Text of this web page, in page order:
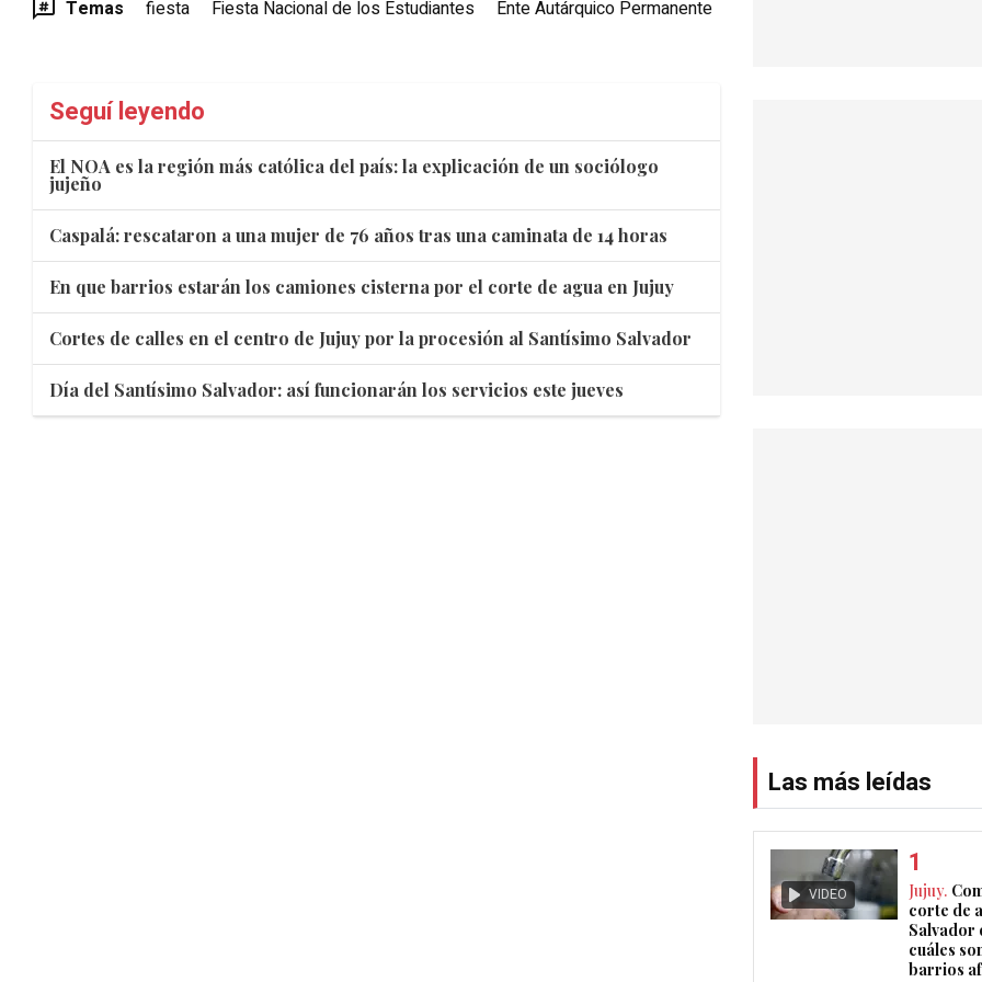
Temas fiesta Fiesta Nacional de los Estudiantes Ente Autárquico Permanente
Seguí leyendo
El NOA es la región más católica del país: la explicación de un sociólogo
jujeño
Caspalá: rescataron a una mujer de 76 años tras una caminata de 14 horas
En que barrios estarán los camiones cisterna por el corte de agua en Jujuy
Cortes de calles en el centro de Jujuy por la procesión al Santísimo Salvador
Día del Santísimo Salvador: así funcionarán los servicios este jueves
Las más leídas
VIDEO Jujuy.
corte de
Salvador
cuáles
barrios